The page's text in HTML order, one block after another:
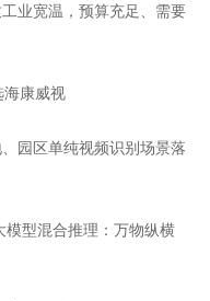
业宽温，预算充足、需要
海康威视
园区单纯视频识别场景落
型混合推理：万物纵横